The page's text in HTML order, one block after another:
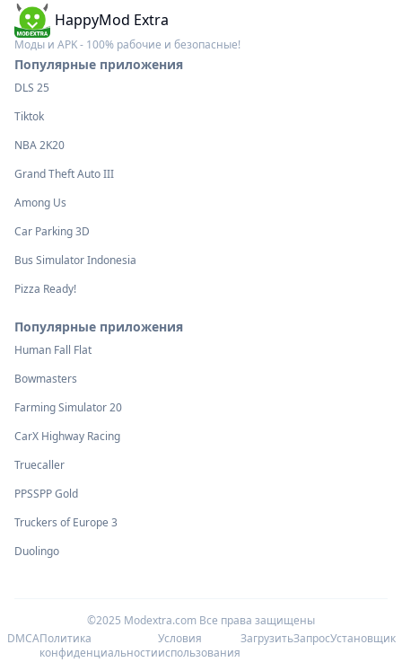
HappyMod Extra
Моды и APK - 100% рабочие и безопасные!
Популярные приложения
DLS 25
Tiktok
NBA 2K20
Grand Theft Auto III
Among Us
Car Parking 3D
Bus Simulator Indonesia
Pizza Ready!
Популярные приложения
Human Fall Flat
Bowmasters
Farming Simulator 20
CarX Highway Racing
Truecaller
PPSSPP Gold
Truckers of Europe 3
Duolingo
©2025 Modextra.com Все права защищены
DMCAПолитика
конфиденциальности
Условия
использования
ЗагрузитьЗапросУстановщик